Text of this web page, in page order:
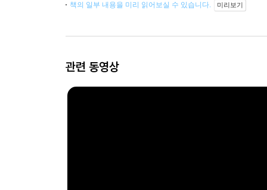
책의 일부 내용을 미리 읽어보실 수 있습니다. 미리보기
관련 동영상